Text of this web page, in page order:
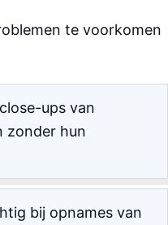
te voorkomen
ups van
zonder hun
bij opnames van